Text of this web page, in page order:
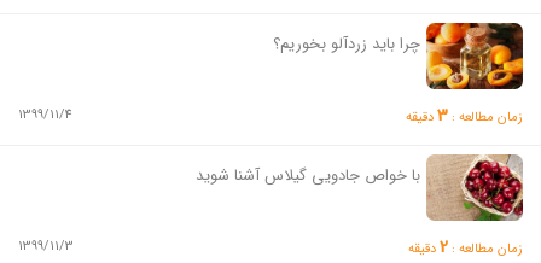
چرا باید زردآلو بخوریم؟
زمان مطالعه : 3دقیقه 1399/11/4
با خواص جادویی گیلاس آشنا شوید
زمان مطالعه : 2دقیقه 1399/11/3